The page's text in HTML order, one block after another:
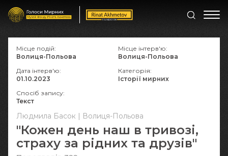
Людмила Басок | Волиця-Польова
"Кожен день наш в тривозі,
страху за рідних та друзів"
Місце подій:
Волиця-Польова
Місце інтерв'ю:
Волиця-Польова
Дата інтерв'ю:
01.10.2023
Категорія:
Історії мирних
Спосіб запису:
Текст